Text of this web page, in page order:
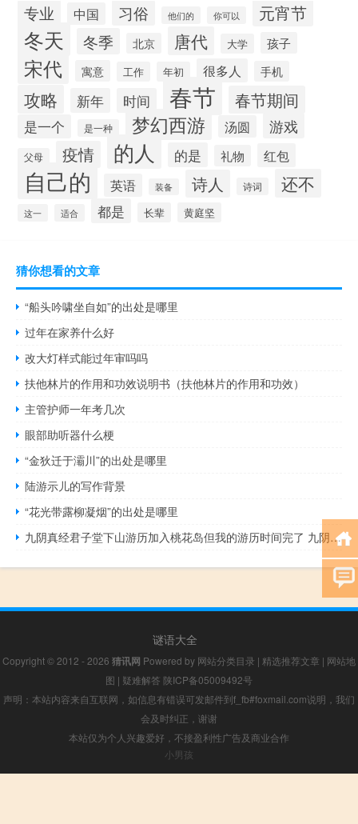
专业 中国 习俗 他们的 你可以 元宵节
冬天 冬季 北京 唐代 大学 孩子
宋代 寓意 工作 年初 很多人 手机
攻略 新年 时间 春节 春节期间
是一个 是一种 梦幻西游 汤圆 游戏
父母 疫情 的人 的是 礼物 红包
自己的 英语 装备 诗人 诗词 还不
这一 适合 都是 长辈 黄庭坚
猜你想看的文章
“船头吟啸坐自如”的出处是哪里
过年在家养什么好
改大灯样式能过年审吗吗
扶他林片的作用和功效说明书（扶他林片的作用和功效）
主管护师一年考几次
眼部助听器什么梗
“金狄迁于灞川”的出处是哪里
陆游示儿的写作背景
“花光带露柳凝烟”的出处是哪里
九阴真经君子堂下山游历加入桃花岛但我的游历时间完了 九阴真经怎么加入桃花岛
谜语大全
Copyright © 2012 - 2026 猜讯网 Powered by 网站分类目录 | 精选推荐文章 | 网站地
图 | 疑难解答 陕ICP备05009492号
声明：本站内容来自互联网，如信息有错误可发邮件到f_fb#foxmail.com说明，我们
会及时纠正，谢谢
本站仅为个人兴趣爱好，不接盈利性广告及商业合作
小男孩